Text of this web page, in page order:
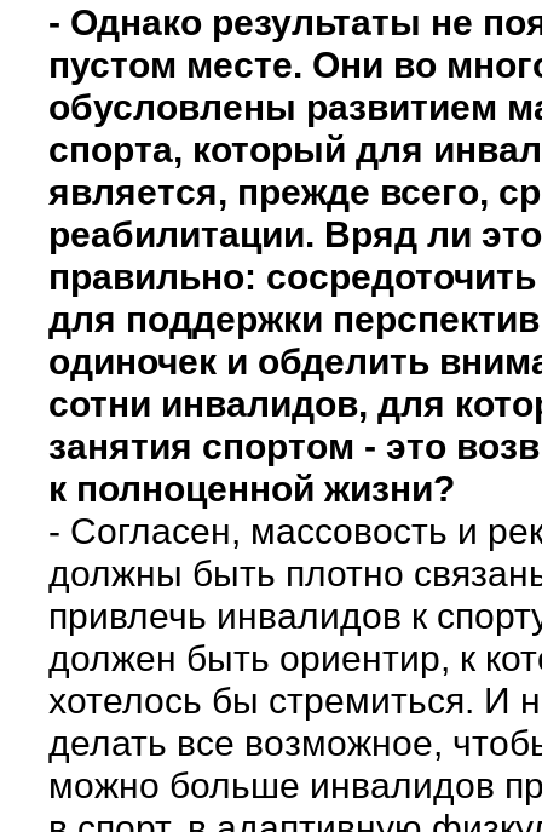
- Однако результаты не
пустом месте. Они во
обусловлены развитием
спорта, который для
является, прежде всего,
реабилитации. Вряд ли это
правильно:
для поддержки
одиночек и обделить
сотни инвалидов, для
занятия спортом - это
к полноценной жизни?
- Согласен, массовость и
должны быть плотно
привлечь инвалидов к
должен быть ориентир, к
хотелось бы стремиться. И
делать все возможное,
можно больше инвалидов